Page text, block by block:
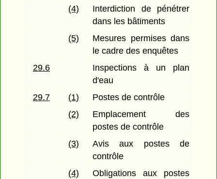
(4)
Interdiction de pénétrer
dans les bâtiments
(5)
Mesures permises dans
le cadre des enquêtes
29.6
Inspections à un plan
d'eau
29.7
(1)
Postes de contrôle
(2)
Emplacement des
postes de contrôle
(3)
Avis aux postes de
contrôle
(4)
Obligations aux postes